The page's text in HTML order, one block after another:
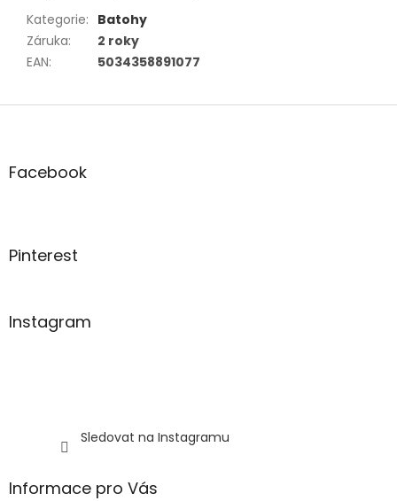
Kategorie: Batohy
Záruka:
2 roky
EAN: 5034358891077
Z
aFacebook
Pinterest
Instagram
Sledovat na Instagramu
Informace pro Vás